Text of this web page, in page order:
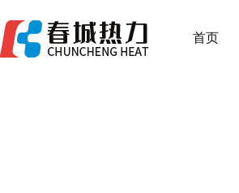
首页